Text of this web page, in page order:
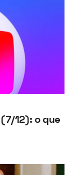
12): o que